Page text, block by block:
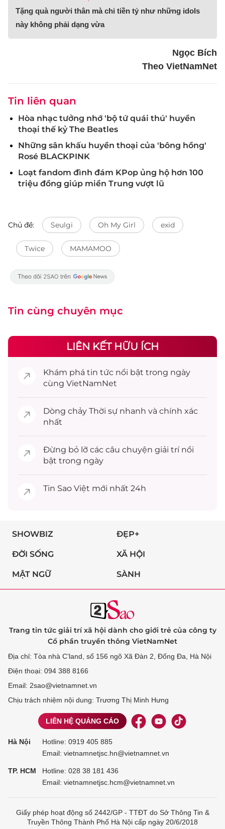
Tặng quà người thân mà chi tiền tỷ như những idols
này không phải dạng vừa
Ngọc Bích
Theo VietNamNet
Tin liên quan
Hòa nhạc tưởng nhớ 'bộ tứ quái thú' huyền
thoại thế kỷ The Beatles
Những sân khấu huyền thoại của 'bông hồng'
Rosé BLACKPINK
Loạt fandom đình đám KPop ủng hộ hơn 100
triệu đồng giúp miền Trung vượt lũ
Chủ đề: Seulgi Oh My Girl exid
Twice MAMAMOO
Tin cùng chuyên mục
LIÊN KẾT HỮU ÍCH
Khám phá tin tức nổi bật trong ngày
cùng VietNamNet
Dòng chảy Thời sự nhanh và chính xác
nhất
Đừng bỏ lỡ các câu chuyện giải trínổi
bật trong ngày
Tin Sao Việt mới nhất 24h
SHOWBIZ ĐẸP+
ĐỜI SỐNG XÃ HỘI
MẬT NGỮ SÀNH
Trang tin tức giải trí xã hội dành cho giới trẻ của công ty
Cổ phần truyền thông VietNamNet
Địa chỉ: Tòa nhà C’land, số 156 ngõ Xã Đàn 2, Đống Đa, Hà Nội
Điện thoại: 094 388 8166
Email: 2sao@vietnamnet.vn
Chịu trách nhiệm nội dung: Trương Thị Minh Hưng
LIÊN HỆ QUẢNG CÁO
Hà Nội Hotline: 0919 405 885
Email: vietnamnetjsc.hn@vietnamnet.vn
TP. HCM Hotline: 028 38 181 436
Email: vietnamnetjsc.hcm@vietnamnet.vn
Giấy phép hoạt động số 2442/GP - TTĐT do Sở Thông Tin &
Truyền Thông Thành Phố Hà Nội cấp ngày 20/6/2018